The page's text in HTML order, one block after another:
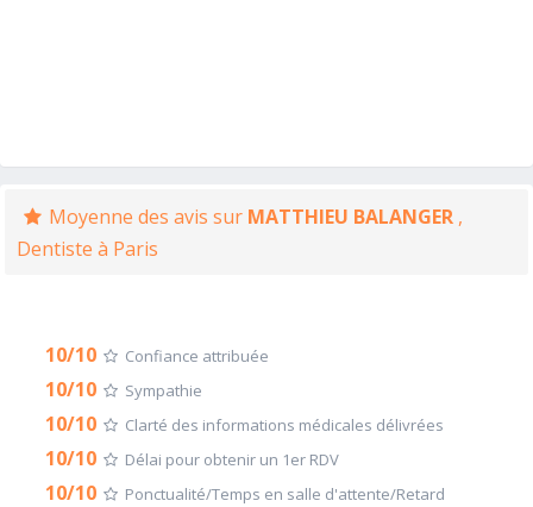
Moyenne des avis sur MATTHIEU BALANGER ,
Dentiste à Paris
10/10 Confiance attribuée
10/10 Sympathie
10/10 Clarté des informations médicales délivrées
10/10 Délai pour obtenir un 1er RDV
10/10 Ponctualité/Temps en salle d'attente/Retard